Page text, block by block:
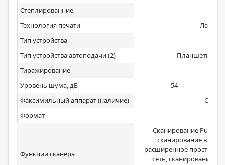
Степлированние
Технология печати
Тип устройства
МФУ
Тип устройства автоподачи (2)
Планшетно-
Тиражирование
9999
Уровень шума, дБ
54
Факсимильный аппарат (наличие)
Опция
Формат
Функции сканера
Сканирование Push,
сканирование в Boх,
расширенное
сеть, сканирование